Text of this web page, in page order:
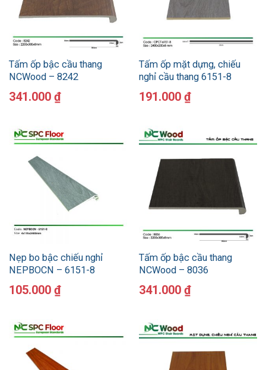
Tấm ốp bậc cầu thang
NCWood – 8242
341.000 ₫
Tấm ốp mặt dựng, chiếu
nghỉ cầu thang 6151-8
191.000 ₫
Nẹp bo bậc chiếu nghỉ
NEPBOCN – 6151-8
105.000 ₫
Tấm ốp bậc cầu thang
NCWood – 8036
341.000 ₫